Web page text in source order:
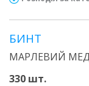
БИНТ
МАРЛЕВИЙ
330 шт.